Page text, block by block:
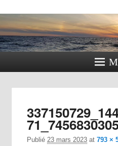
Publié23 mars 2023 at793 ×